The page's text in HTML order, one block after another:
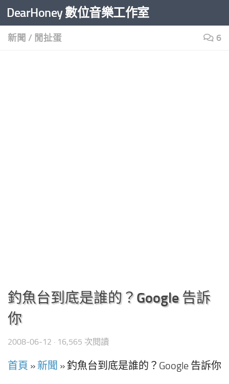
Skip to content
DearHoney 數位音樂工作室
新聞 / 閒扯蛋 6
釣魚台到底是誰的？Google 告訴
你
2008-06-12 · 16,565 次閱讀
首頁 » 新聞 »釣魚台到底是誰的？Google 告訴你